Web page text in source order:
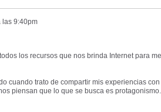
las 9:40pm
los recursos que nos brinda Internet para
cuando trato de compartir mis experiencias
piensan que lo que se busca es